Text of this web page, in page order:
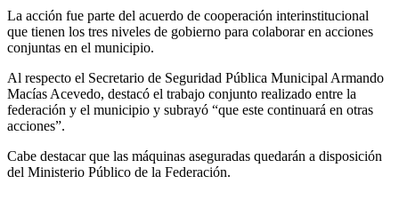
La acción fue parte del acuerdo de cooperación interinstitucional
que tienen los tres niveles de gobierno para colaborar en acciones
conjuntas en el municipio.
Al respecto el Secretario de Seguridad Pública Municipal Armando
Macías Acevedo, destacó el trabajo conjunto realizado entre la
federación y el municipio y subrayó “que este continuará en otras
acciones”.
Cabe destacar que las máquinas aseguradas quedarán a disposición
del Ministerio Público de la Federación.